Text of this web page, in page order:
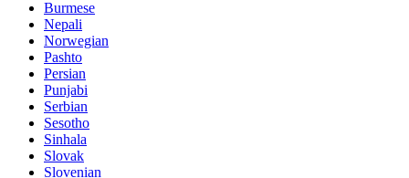
Burmese
Nepali
Norwegian
Pashto
Persian
Punjabi
Serbian
Sesotho
Sinhala
Slovak
Slovenian